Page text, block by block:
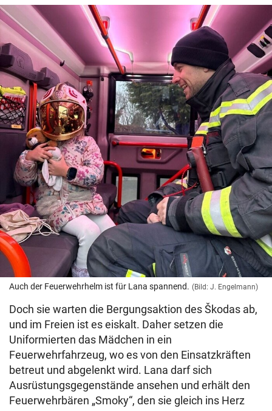
Auch der Feuerwehrhelm ist für Lana spannend. (Bild: J. Engelmann)
Doch sie warten die Bergungsaktion des Škodas ab,
und im Freien ist es eiskalt. Daher setzen die
Uniformierten das Mädchen in ein
Feuerwehrfahrzeug, wo es von den Einsatzkräften
betreut und abgelenkt wird. Lana darf sich
Ausrüstungsgegenstände ansehen und erhält den
Feuerwehrbären „Smoky“, den sie gleich ins Herz